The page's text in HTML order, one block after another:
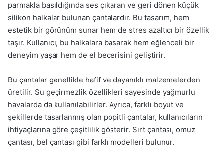
parmakla basıldığında ses çıkaran ve geri dönen küçük
silikon halkalar bulunan çantalardır. Bu tasarım, hem
estetik bir görünüm sunar hem de stres azaltıcı bir özellik
taşır. Kullanıcı, bu halkalara basarak hem eğlenceli bir
deneyim yaşar hem de el becerisini geliştirir.
Bu çantalar genellikle hafif ve dayanıklı malzemelerden
üretilir. Su geçirmezlik özellikleri sayesinde yağmurlu
havalarda da kullanılabilirler. Ayrıca, farklı boyut ve
şekillerde tasarlanmış olan popitli çantalar, kullanıcıların
ihtiyaçlarına göre çeşitlilik gösterir. Sırt çantası, omuz
çantası, bel çantası gibi farklı modelleri bulunur.